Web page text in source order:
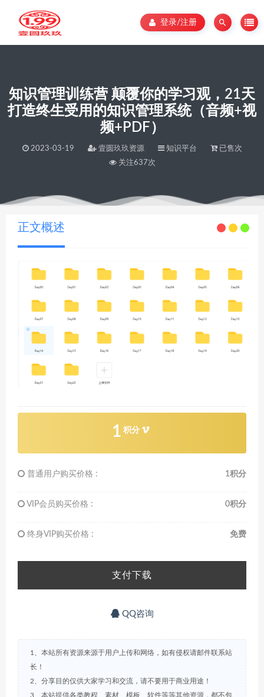
登录/注册
知识管理训练营 颠覆你的学习观，21天
打造终生受用的知识管理系统（音频+视
频+PDF）
2023-03-19 壹圆玖玖资源 知识平台
已售次
关注637次
当前位置： 壹圆玖玖资源 > 知识管理训练营 颠覆你的学习观，21天打造终生受用的知识管理系统（音频+视频+PDF）
正文概述
1 积分
普通用户购买价格 : 1积分
VIP会员购买价格 : 0积分
终身VIP购买价格 : 免费
支付下载
QQ咨询
1、本站所有资源来源于用户上传和网络，如有侵权请邮件联系站
长！
2、分享目的仅供大家学习和交流，请不要用于商业用途！
3、本站提供各类教程、素材、模板、软件等等其他资源，都不包